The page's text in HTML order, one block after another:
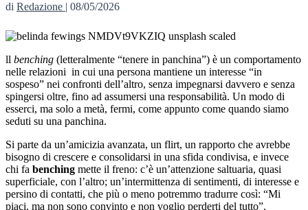
di Redazione | 08/05/2026
ll benching (letteralmente “tenere in panchina”) è un comportamento
nelle relazioni in cui una persona mantiene un interesse “in
sospeso” nei confronti dell’altro, senza impegnarsi davvero e senza
spingersi oltre, fino ad assumersi una responsabilità. Un modo di
esserci, ma solo a metà, fermi, come appunto come quando siamo
seduti su una panchina.
Si parte da un’amicizia avanzata, un flirt, un rapporto che avrebbe
bisogno di crescere e consolidarsi in una sfida condivisa, e invece
chi fa benching mette il freno: c’è un’attenzione saltuaria, quasi
superficiale, con l’altro; un’intermittenza di sentimenti, di interesse e
persino di contatti, che più o meno potremmo tradurre così: “Mi
piaci, ma non sono convinto e non voglio perderti del tutto”.